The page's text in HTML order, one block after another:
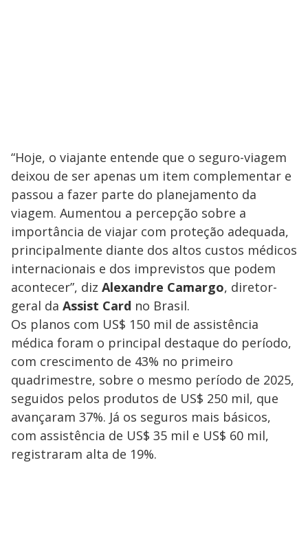
“Hoje, o viajante entende que o seguro-viagem
deixou de ser apenas um item complementar e
passou a fazer parte do planejamento da
viagem. Aumentou a percepção sobre a
importância de viajar com proteção adequada,
principalmente diante dos altos custos médicos
internacionais e dos imprevistos que podem
acontecer”, diz Alexandre Camargo, diretor-
geral da Assist Card no Brasil.
Os planos com US$ 150 mil de assistência
médica foram o principal destaque do período,
com crescimento de 43% no primeiro
quadrimestre, sobre o mesmo período de 2025,
seguidos pelos produtos de US$ 250 mil, que
avançaram 37%. Já os seguros mais básicos,
com assistência de US$ 35 mil e US$ 60 mil,
registraram alta de 19%.